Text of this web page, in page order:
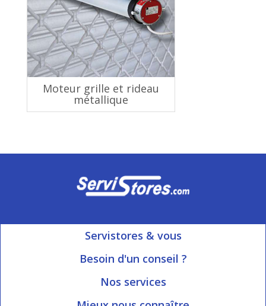
Moteur grille et rideau
métallique
Servistores & vous
Mon compte
Besoin d'un conseil ?
Ouvert du Lundi au Vendredi
Nos services
Informations livraison